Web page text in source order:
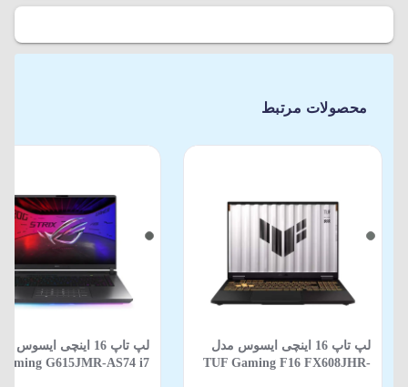
محصولات مرتبط
لپ تاپ 16 اینچی ایسوس مدل
TUF Gaming F16 FX608JHR-
لپ‌ تاپ 16 اینچی ایسوس
G615JMR-AS74 i7